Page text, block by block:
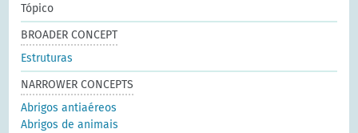
Tópico
BROADER CONCEPT
Estruturas
NARROWER CONCEPTS
Abrigos antiaéreos
Abrigos de animais